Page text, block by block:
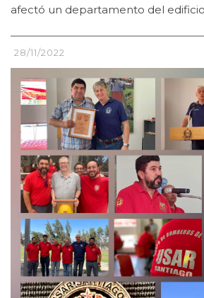
afectó un departamento del edificio
28/11/2022